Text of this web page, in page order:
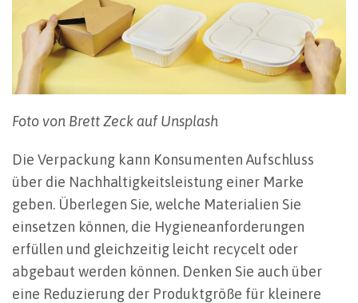
Foto von Brett Zeck auf Unsplash
Die Verpackung kann Konsumenten Aufschluss
über die Nachhaltigkeitsleistung einer Marke
geben. Überlegen Sie, welche Materialien Sie
einsetzen können, die Hygieneanforderungen
erfüllen und gleichzeitig leicht recycelt oder
abgebaut werden können. Denken Sie auch über
eine Reduzierung der Produktgröße für kleinere